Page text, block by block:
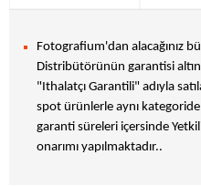
Fotografium'dan alacağınız
Distribütörünün garantisi
"Ithalatçı Garantili" adıyla
spot ürünlerle aynı
garanti süreleri içersinde
onarımı yapılmaktadır..